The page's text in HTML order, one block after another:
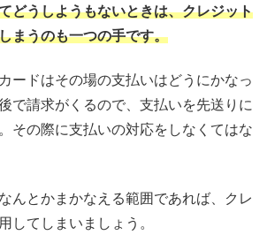
どうしようもないときは、クレジット
まうのも一つの手です。
ードはその場の支払いはどうにかなっ
で請求がくるので、支払いを先送りに
その際に支払いの対応をしなくてはな
んとかまかなえる範囲であれば、クレ
してしまいましょう。